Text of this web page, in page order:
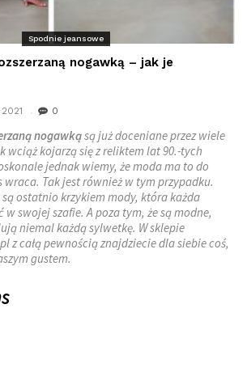
Spodnie jeansowe
nogawką – jak je
0
nogawkąsą już doceniane przez wiele
wciąż kojarzą się z reliktem lat 90.-tych
jednak wiemy, że moda ma to do
wraca. Tak jest również w tym przypadku.
ostatnio krzykiem mody, która każda
swojej szafie. A poza tym, że są modne,
niemal każdą sylwetkę. W sklepie
z całą pewnością znajdziecie dla siebie coś,
gustem.